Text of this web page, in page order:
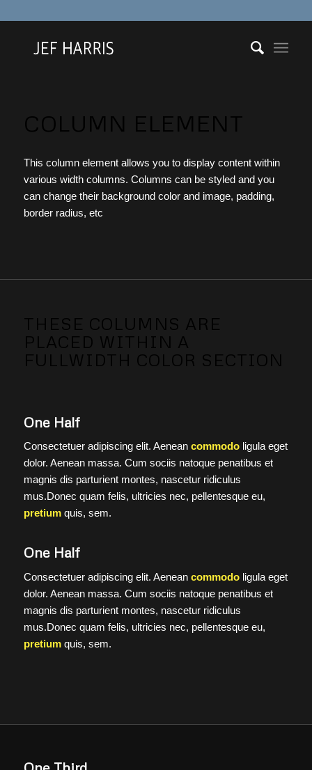
COLUMN ELEMENT
This column element allows you to display content within
various width columns. Columns can be styled and you
can change their background color and image, padding,
border radius, etc
THESE COLUMNS ARE
PLACED WITHIN A
FULLWIDTH COLOR SECTION
One Half
Consectetuer adipiscing elit. Aenean commodoligula eget
dolor. Aenean massa. Cum sociis natoque penatibus et
magnis dis parturient montes, nascetur ridiculus
mus.Donec quam felis, ultricies nec, pellentesque eu,
pretiumquis, sem.
One Half
Consectetuer adipiscing elit. Aenean commodoligula eget
dolor. Aenean massa. Cum sociis natoque penatibus et
magnis dis parturient montes, nascetur ridiculus
mus.Donec quam felis, ultricies nec, pellentesque eu,
pretiumquis, sem.